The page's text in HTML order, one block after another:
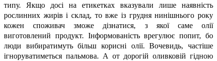
типу. Якщо досі на етикетках вказували лише наявність
рослинних жирів і склад, то вже із грудня нинішнього року
кожен споживач зможе дізнатися, з якої саме олії
виготовлений продукт. Інформованість врегулює попит, бо
люди вибиратимуть більш корисні олії. Вочевидь, частіше
ігноруватиметься пальмова. А от дорогій оливковій гідною